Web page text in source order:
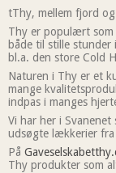
tThy, mellem fjord
Thy er populært som
både til stille
bl.a. den store Cold
Naturen i Thy er et
mange
indpas i manges
Vi har her i
udsøgte lækkerier
På
Thy produkter som